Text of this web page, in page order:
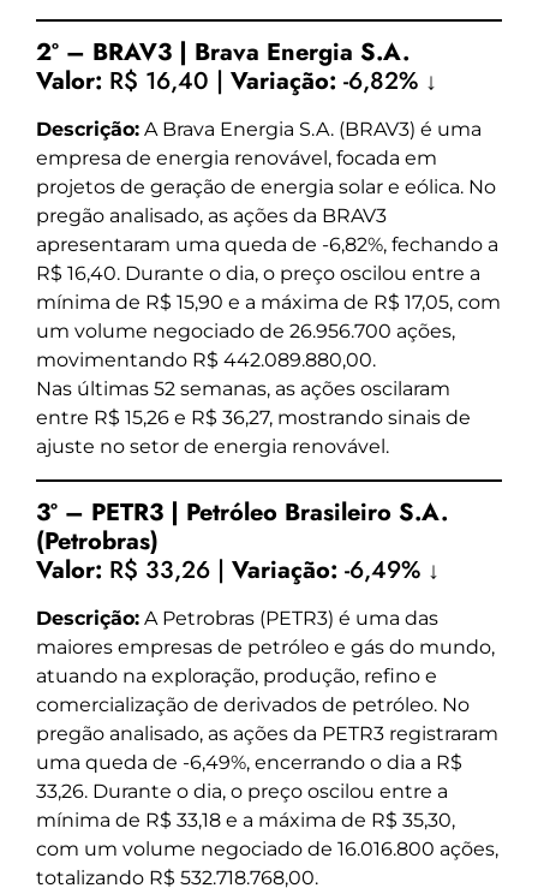
2º – BRAV3 | Brava Energia S.A.
Valor: R$ 16,40 | Variação: -6,82% ↓
Descrição: A Brava Energia S.A. (BRAV3) é uma
empresa de energia renovável, focada em
projetos de geração de energia solar e eólica. No
pregão analisado, as ações da BRAV3
apresentaram uma queda de -6,82%, fechando a
R$ 16,40. Durante o dia, o preço oscilou entre a
mínima de R$ 15,90 e a máxima de R$ 17,05, com
um volume negociado de 26.956.700 ações,
movimentando R$ 442.089.880,00.
Nas últimas 52 semanas, as ações oscilaram
entre R$ 15,26 e R$ 36,27, mostrando sinais de
ajuste no setor de energia renovável.
3º – PETR3 | Petróleo Brasileiro S.A.
(Petrobras)
Valor: R$ 33,26 | Variação: -6,49% ↓
Descrição: A Petrobras (PETR3) é uma das
maiores empresas de petróleo e gás do mundo,
atuando na exploração, produção, refino e
comercialização de derivados de petróleo. No
pregão analisado, as ações da PETR3 registraram
uma queda de -6,49%, encerrando o dia a R$
33,26. Durante o dia, o preço oscilou entre a
mínima de R$ 33,18 e a máxima de R$ 35,30,
com um volume negociado de 16.016.800 ações,
totalizando R$ 532.718.768,00.